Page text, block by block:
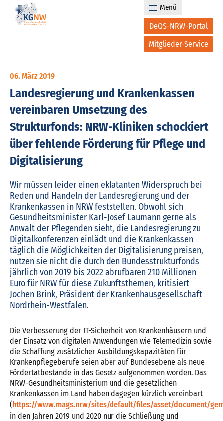
DeQS-NRW-Portal
Mitglieder-Service
Menü
06. März 2019
Landesregierung und Krankenkassen
vereinbaren Umsetzung des
Strukturfonds: NRW-Kliniken schockiert
über fehlende Förderung für Pflege und
Digitalisierung
Wir müssen leider einen eklatanten Widerspruch bei
Reden und Handeln der Landesregierung und der
Krankenkassen in NRW feststellen. Obwohl sich
Gesundheitsminister Karl-Josef Laumann gerne als
Anwalt der Pflegenden sieht, die Landesregierung zu
Digitalkonferenzen einlädt und die Krankenkassen
täglich die Möglichkeiten der Digitalisierung preisen,
nutzen sie nicht die durch den Bundesstrukturfonds
jährlich von 2019 bis 2022 abrufbaren 210 Millionen
Euro für NRW für diese Zukunftsthemen, kritisiert
Jochen Brink, Präsident der Krankenhausgesellschaft
Nordrhein-Westfalen.
Die Verbesserung der IT-Sicherheit von Krankenhäusern und
der Einsatz von digitalen Anwendungen wie Telemedizin sowie
die Schaffung zusätzlicher Ausbildungskapazitäten für
Krankenpflegeberufe seien aber auf Bundesebene als neue
Fördertatbestande in das Gesetz aufgenommen worden. Das
NRW-Gesundheitsministerium und die gesetzlichen
Krankenkassen im Land haben dagegen kürzlich vereinbart
(https://www.mags.nrw/sites/default/files/asset/document/
in den Jahren 2019 und 2020 nur die Schließung und